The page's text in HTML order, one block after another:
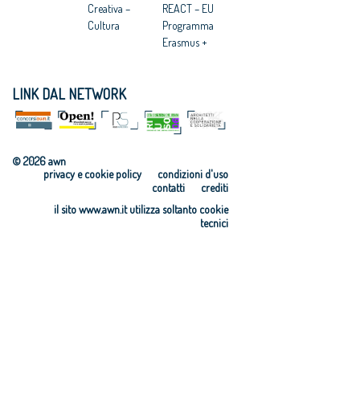
Creativa –
Cultura
REACT – EU
Programma
Erasmus +
LINK DAL NETWORK
© 2026 awn
condizioni d'uso
privacy e cookie policy
crediti
contatti
il sito www.awn.it utilizza soltanto cookie
tecnici